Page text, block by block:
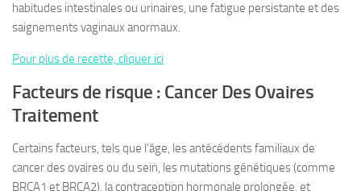
habitudes intestinales ou urinaires, une fatigue persistante et des
saignements vaginaux anormaux.
Pour plus de recette, cliquer ici
Facteurs de risque : Cancer Des Ovaires
Traitement
Certains facteurs, tels que l’âge, les antécédents familiaux de
cancer des ovaires ou du sein, les mutations génétiques (comme
BRCA1 et BRCA2), la contraception hormonale prolongée, et